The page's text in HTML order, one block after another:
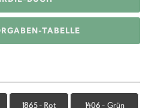
TABELLE
1865 - Rot 1406 - Grün